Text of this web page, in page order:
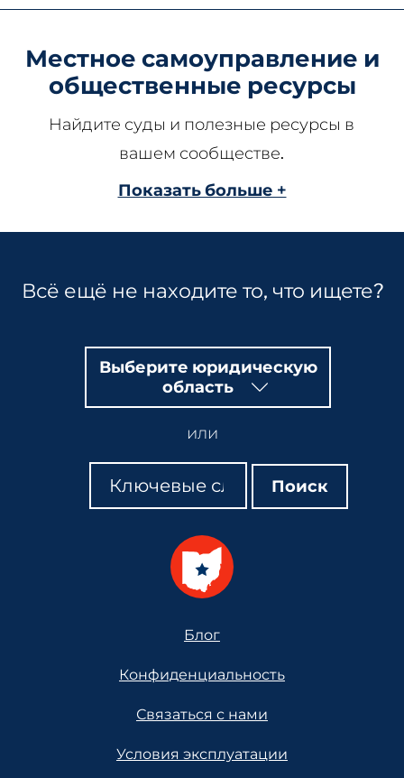
Местное самоуправление и
общественные ресурсы
Найдите суды и полезные ресурсы в
вашем сообществе.
Показать больше +
Всё ещё не находите то, что ищете?
Выберите юридическую
область
или
Поиск
Поиск Поиск
Блог
Конфиденциальность
Связаться с нами
Условия эксплуатации